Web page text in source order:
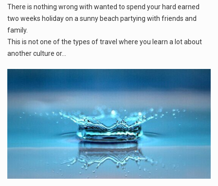
There is nothing wrong with wanted to spend your hard earned
two weeks holiday on a sunny beach partying with friends and
family.
This is not one of the types of travel where you learn a lot about
another culture or…